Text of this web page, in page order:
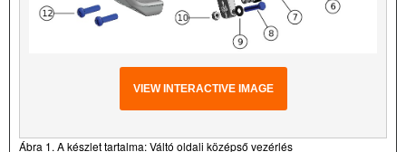
VIEW INTERACTIVE IMAGE
Ábra 1. A készlet tartalma: Váltó oldali középső vezérlés